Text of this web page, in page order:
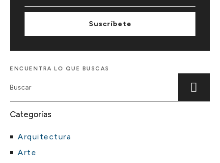
Suscríbete
ENCUENTRA LO QUE BUSCAS
Categorías
Arquitectura
Arte